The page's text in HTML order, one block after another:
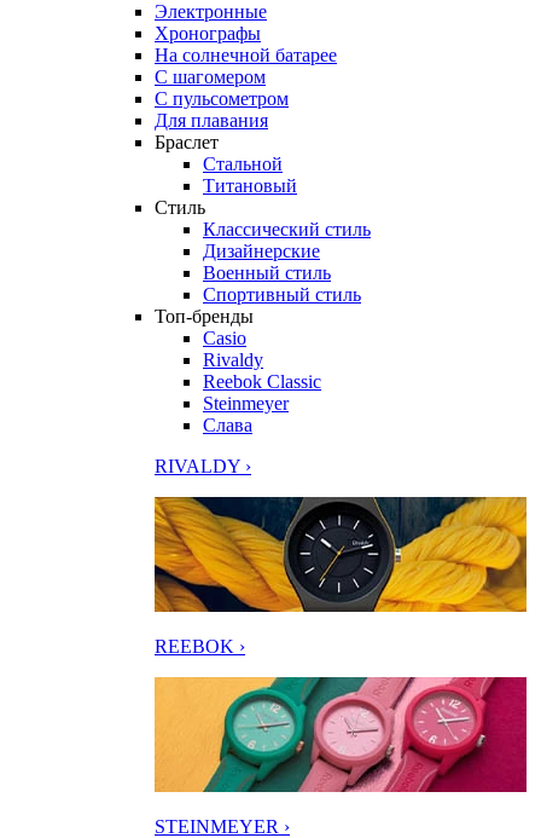
Электронные
Хронографы
На солнечной батарее
С шагомером
С пульсометром
Для плавания
Браслет
Стальной
Титановый
Стиль
Классический стиль
Дизайнерские
Военный стиль
Спортивный стиль
Топ-бренды
Casio
Rivaldy
Reebok Classic
Steinmeyer
Слава
RIVALDY ›
REEBOK ›
STEINMEYER ›